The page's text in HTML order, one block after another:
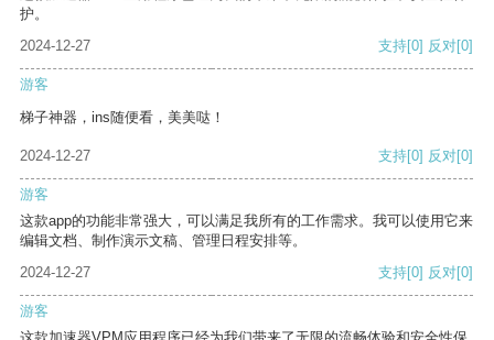
护。
2024-12-27
支持[0] 反对[0]
游客
梯子神器，ins随便看，美美哒！
2024-12-27 支持[0] 反对[0]
游客
这款app的功能非常强大，可以满足我所有的工作需求。我可以使用它来
编辑文档、制作演示文稿、管理日程安排等。
2024-12-27
支持[0] 反对[0]
游客